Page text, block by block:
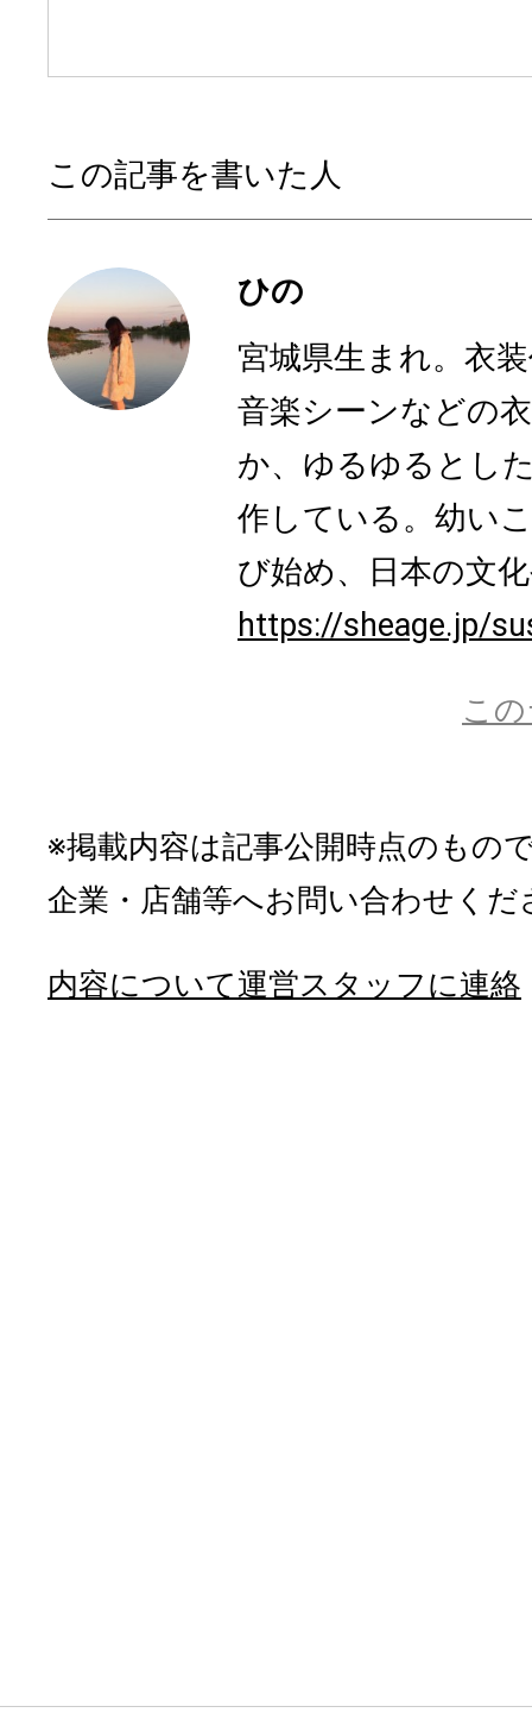
この記事を書いた人
ひの
宮城県生まれ。衣
音楽シーンなどの
か、ゆるゆるとし
作している。幼い
び始め、日本の文
https://sheage.jp/
こ
※掲載内容は記事公開時点のもの
企業・店舗等へお問い合わせくだ
内容について運営スタッフに連絡